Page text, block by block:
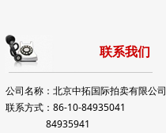
联系我们
公司名称：北京中拓国际拍卖有限公司
联系方式：86-10-84935041
84935941